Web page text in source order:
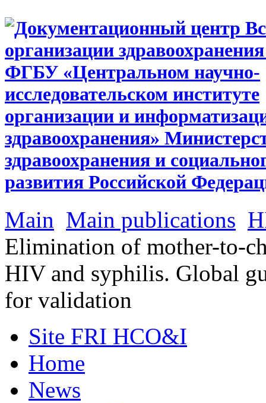
Main Main publications
Elimination of mother-to-
HIV and syphilis. Global
for validation
Site FRI HCO&I
Home
News